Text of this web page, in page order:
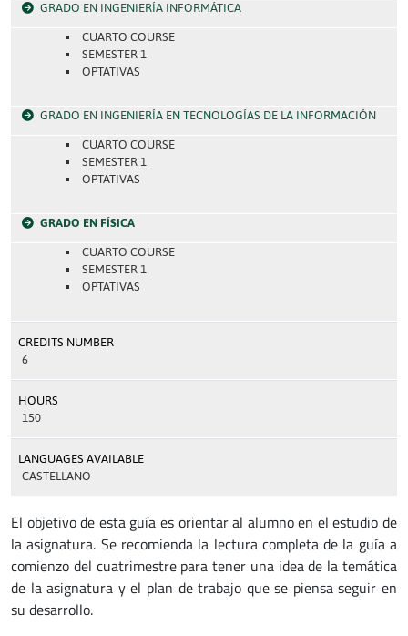
GRADO EN INGENIERÍA INFORMÁTICA
CUARTO COURSE
SEMESTER 1
OPTATIVAS
GRADO EN INGENIERÍA EN TECNOLOGÍAS DE LA INFORMACIÓN
CUARTO COURSE
SEMESTER 1
OPTATIVAS
GRADO EN FÍSICA
CUARTO COURSE
SEMESTER 1
OPTATIVAS
CREDITS NUMBER
6
HOURS
150
LANGUAGES AVAILABLE
CASTELLANO
El objetivo de esta guía es orientar al alumno en el estudio de
la asignatura. Se recomienda la lectura completa de la guía a
comienzo del cuatrimestre para tener una idea de la temática
de la asignatura y el plan de trabajo que se piensa seguir en
su desarrollo.